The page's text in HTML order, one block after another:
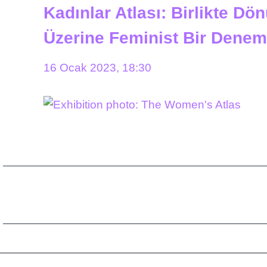
Kadınlar Atlası: Birlikte
Üzerine Feminist Bir
16 Ocak 2023, 18:30